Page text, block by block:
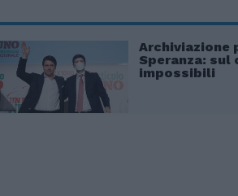
Archiviazione
Speranza: sul
impossibili